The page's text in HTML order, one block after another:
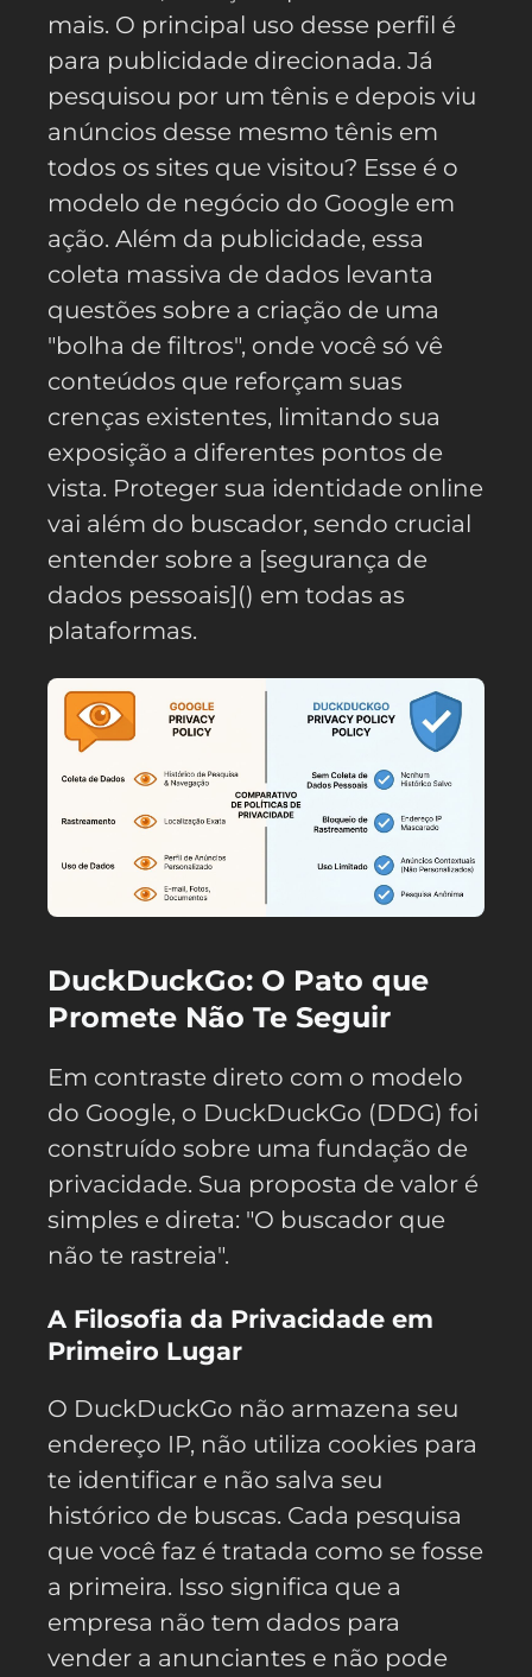
mais. O principal uso desse perfil é
para publicidade direcionada. Já
pesquisou por um tênis e depois viu
anúncios desse mesmo tênis em
todos os sites que visitou? Esse é o
modelo de negócio do Google em
ação. Além da publicidade, essa
coleta massiva de dados levanta
questões sobre a criação de uma
"bolha de filtros", onde você só vê
conteúdos que reforçam suas
crenças existentes, limitando sua
exposição a diferentes pontos de
vista. Proteger sua identidade online
vai além do buscador, sendo crucial
entender sobre a [segurança de
dados pessoais]() em todas as
plataformas.
DuckDuckGo: O Pato que
Promete Não Te Seguir
Em contraste direto com o modelo
do Google, o DuckDuckGo (DDG) foi
construído sobre uma fundação de
privacidade. Sua proposta de valor é
simples e direta: "O buscador que
não te rastreia".
A Filosofia da Privacidade em
Primeiro Lugar
O DuckDuckGo não armazena seu
endereço IP, não utiliza cookies para
te identificar e não salva seu
histórico de buscas. Cada pesquisa
que você faz é tratada como se fosse
a primeira. Isso significa que a
empresa não tem dados para
vender a anunciantes e não pode